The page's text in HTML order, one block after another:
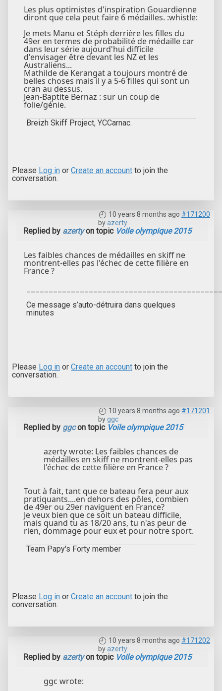
Les plus optimistes d'inspiration Gouardienne
diront que cela peut faire 6 médailles. :whistle:
Je mets Manu et Stéph derrière les filles du
49er en termes de probabilité de médaille car
dans leur série aujourd'hui difficile
d'envisager être devant les NZ et les
Australiens...
Mathilde de Kerangat a toujours montré de
belles choses mais il y a 5-6 filles qui sont un
cran au dessus.
Jean-Baptite Bernaz : sur un coup de
folie/génie.
Breizh Skiff Project, YCCarnac.
Please Log in or Create an account to join the
conversation.
10 years 8 months ago #171200
byazerty
Replied by azertyon topic Voile olympique 2015
Les faibles chances de médailles en skiff ne
montrent-elles pas l'échec de cette filière en
France ?
Ce message s’auto-détruira dans quelques
minutes
Please Log in or Create an account to join the
conversation.
10 years 8 months ago #171201
byggc
Replied by ggcon topic Voile olympique 2015
azerty wrote: Les faibles chances de
médailles en skiff ne montrent-elles pas
l'échec de cette filière en France ?
Tout à fait, tant que ce bateau fera peur aux
pratiquants....en dehors des pôles, combien
de 49er ou 29er naviguent en France?
Je veux bien que ce soit un bateau difficile,
mais quand tu as 18/20 ans, tu n'as peur de
rien, dommage pour eux et pour notre sport.
Team Papy's Forty member
Please Log in or Create an account to join the
conversation.
10 years 8 months ago #171202
byazerty
Replied by azertyon topic Voile olympique 2015
ggc wrote: